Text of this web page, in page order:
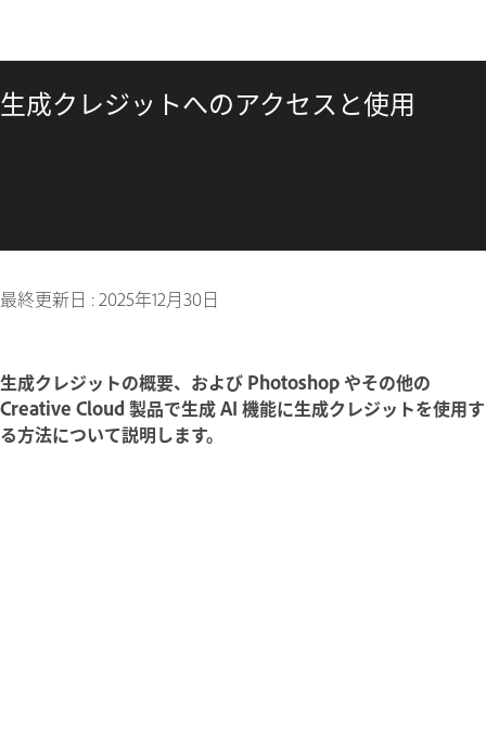
生成クレジットへのアクセスと使用
最終更新日 :2025年12月30日
生成クレジットの概要、および Photoshop やその他の
Creative Cloud 製品で生成 AI 機能に生成クレジットを使用す
る方法について説明します。